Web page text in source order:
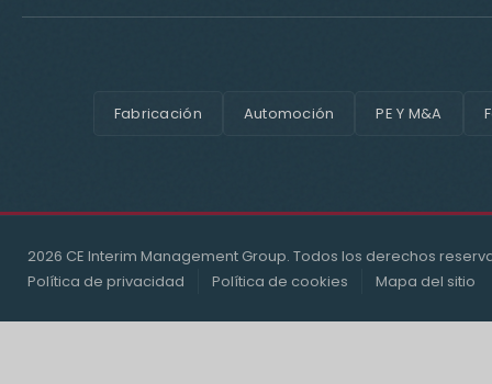
Fabricación Automoción PE Y M&A
2026 CE Interim Management Group. Todos los derechos
Política de privacidad
Política de cookies Mapa del sitio